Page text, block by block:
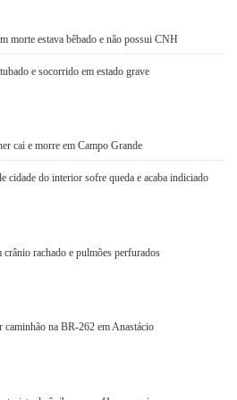
morte estava bêbado e não possui CNH
e socorrido em estado grave
cai e morre em Campo Grande
cidade do interior sofre queda e acaba indiciado
rachado e pulmões perfurados
na BR-262 em Anastácio